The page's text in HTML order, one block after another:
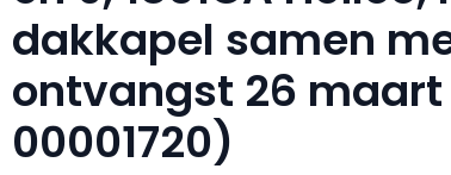
dakkapel samen
ontvangst 26
00001720)